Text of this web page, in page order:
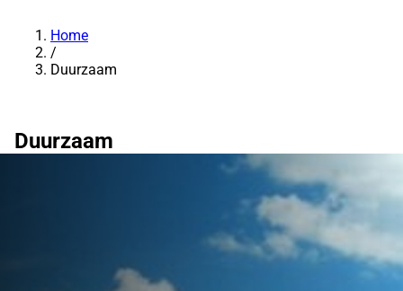
Home
/
Duurzaam
Duurzaam